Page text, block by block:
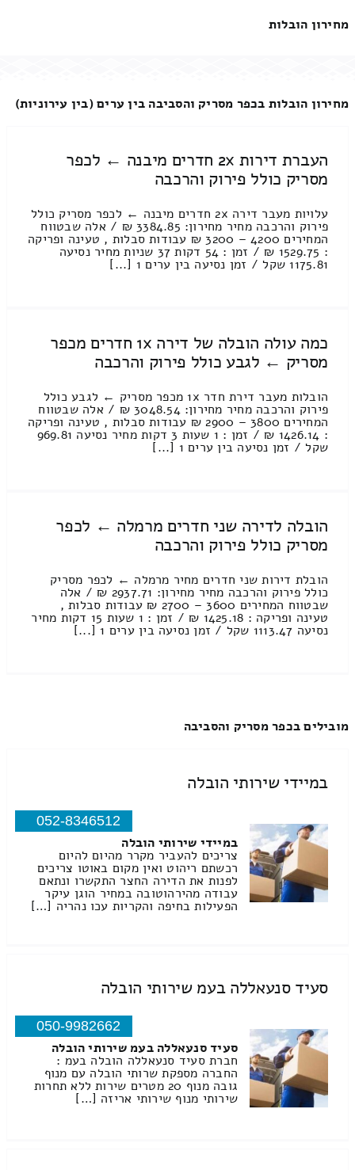
מחירון הובלות
מחירון הובלות בכפר מסריק והסביבה בין ערים (בין עירוניות)
העברת דירות 2x חדרים מיבנה ← לכפר
מסריק כולל פירוק והרכבה
עלויות מעבר דירה 2x חדרים מיבנה ← לכפר מסריק כולל
פירוק והרכבה מחיר מחירון: 3384.85 ₪ / אלה שבטווח
המחירים 4200 – 3200 ₪ עבודות סבלות , טעינה ופריקה
: 1529.75 ₪ / זמן : 54 דקות 37 שניות מחיר נסיעה
1175.81 שקל / זמן נסיעה בין ערים 1 [...]
כמה עולה הובלה של דירה 1x חדרים מכפר
מסריק ← לגבע כולל פירוק והרכבה
הובלות מעבר דירת חדר 1x מכפר מסריק ← לגבע כולל
פירוק והרכבה מחיר מחירון: 3048.54 ₪ / אלה שבטווח
המחירים 3800 – 2900 ₪ עבודות סבלות , טעינה ופריקה
: 1426.14 ₪ / זמן : 1 שעות 3 דקות מחיר נסיעה 969.81
שקל / זמן נסיעה בין ערים 1 [...]
הובלה לדירה שני חדרים מרמלה ← לכפר
מסריק כולל פירוק והרכבה
הובלת דירות שני חדרים מחיר מרמלה ← לכפר מסריק
כולל פירוק והרכבה מחיר מחירון: 2937.71 ₪ / אלה
שבטווח המחירים 3600 – 2700 ₪ עבודות סבלות ,
טעינה ופריקה : 1425.18 ₪ / זמן : 1 שעות 15 דקות מחיר
נסיעה 1113.47 שקל / זמן נסיעה בין ערים 1 [...]
מובילים בכפר מסריק והסביבה
במיידי שירותי הובלה
052-8346512
במיידי שירותי הובלה
צריכים להעביר מקרר מהיום להיום
רכשתם ריהוט ואין מקום באוטו צריכים
לפנות את הדירה החצר התקשרו ונתאם
עבודה מהירהוטובה במחיר הוגן עיקר
הפעילות בחיפה והקריות עכו נהריה […]
סעיד סנעאללה בעמ שירותי הובלה
050-9982662
סעיד סנעאללה בעמ שירותי הובלה
חברת סעיד סנעאללה הובלה בעמ :
החברה מספקת שרותי הובלה עם מנוף
גובה מנוף 20 מטרים שירות ללא תחרות
שירותי מנוף שירותי אריזה […]